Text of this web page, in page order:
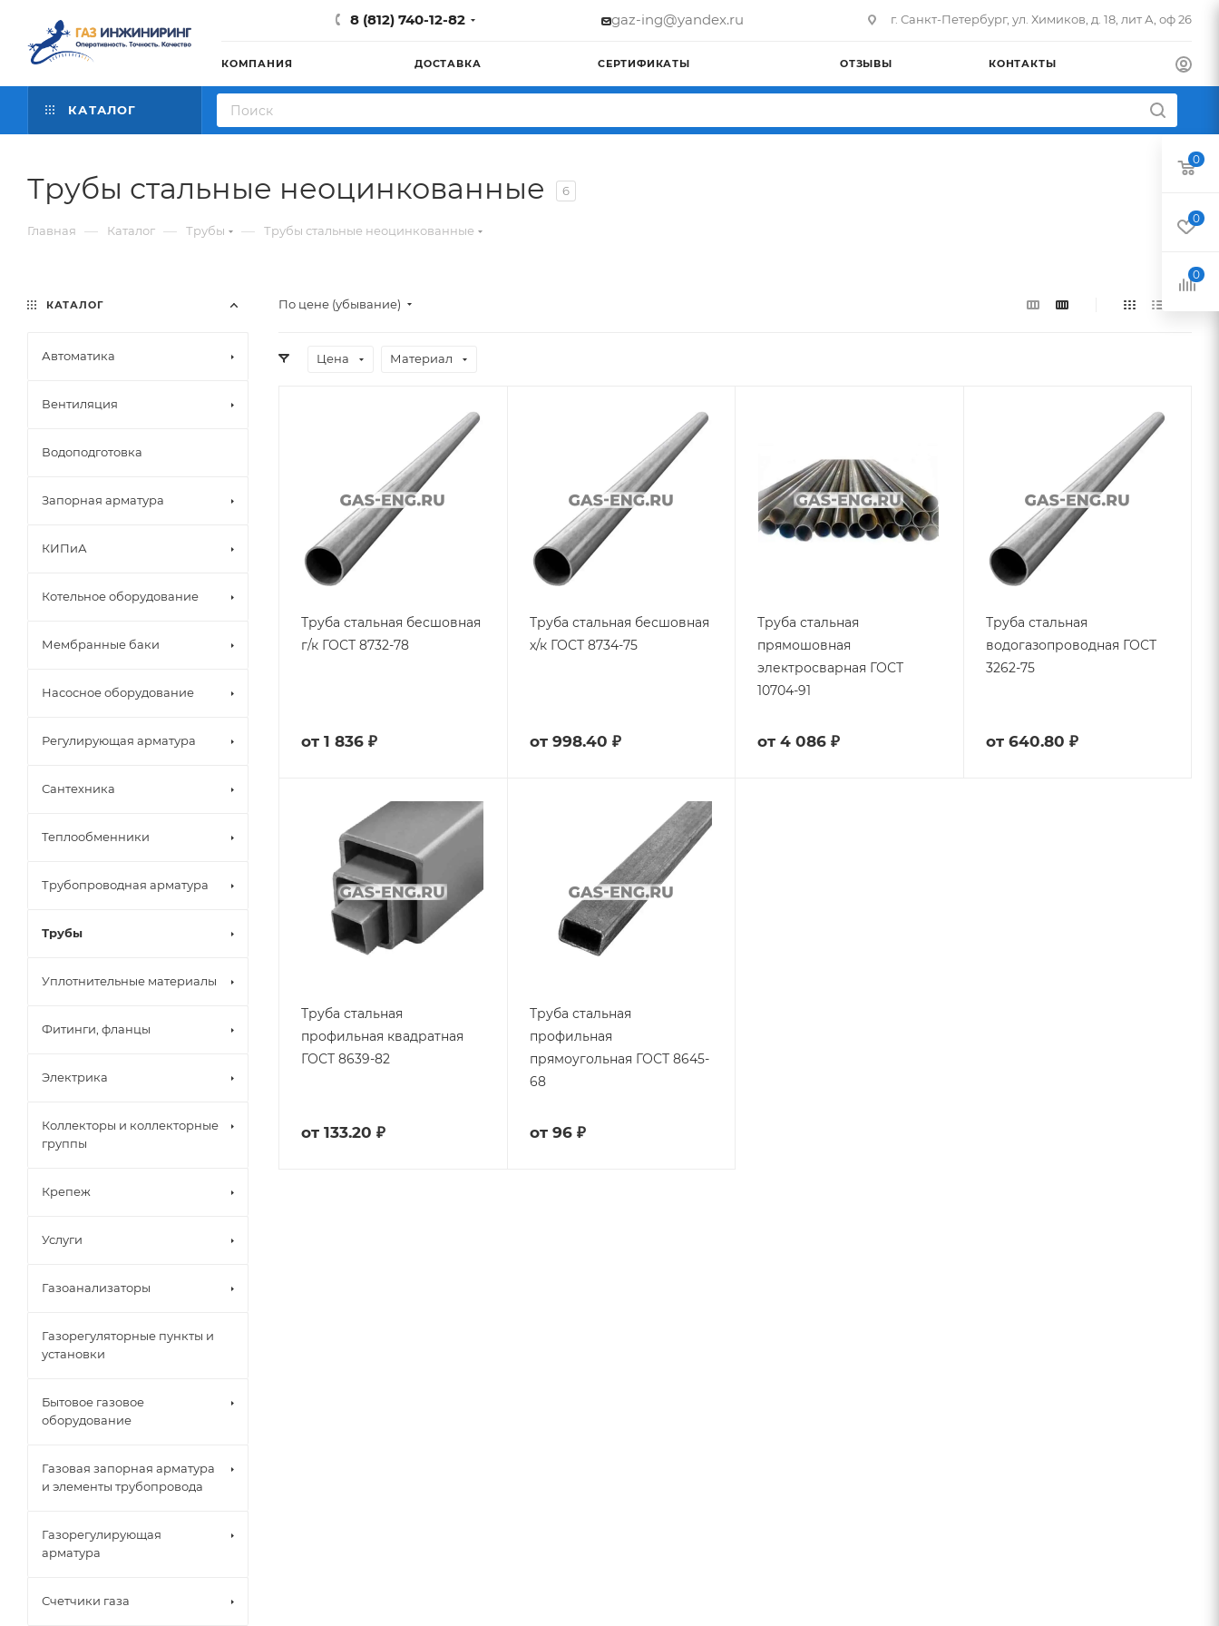
8 (812) 740-12-82 gaz-ing@yandex.ru г. Санкт-Петербург, ул. Химиков, д. 18, лит А, оф 26
КОМПАНИЯ ДОСТАВКА СЕРТИФИКАТЫ ОТЗЫВЫ КОНТАКТЫ
КАТАЛОГ
Трубы стальные неоцинкованные 6
Главная — Каталог — Трубы — Трубы стальные неоцинкованные
По цене (убывание)
Цена Материал
Труба стальная бесшовная
г/к ГОСТ 8732-78
от 1 836 ₽
Труба стальная бесшовная
х/к ГОСТ 8734-75
от 998.40 ₽
Труба стальная
прямошовная
электросварная ГОСТ
10704-91
от 4 086 ₽
Труба стальная
водогазопроводная ГОСТ
3262-75
от 640.80 ₽
Труба стальная
профильная квадратная
ГОСТ 8639-82
от 133.20 ₽
Труба стальная
профильная
прямоугольная ГОСТ 8645-
68
от 96 ₽
КАТАЛОГ
Автоматика
Вентиляция
Водоподготовка
Запорная арматура
КИПиА
Котельное оборудование
Мембранные баки
Насосное оборудование
Регулирующая арматура
Сантехника
Теплообменники
Трубопроводная арматура
Трубы
Уплотнительные материалы
Фитинги, фланцы
Электрика
Коллекторы и коллекторные
группы
Крепеж
Услуги
Газоанализаторы
Газорегуляторные пункты и
установки
Бытовое газовое
оборудование
Газовая запорная арматура
и элементы трубопровода
Газорегулирующая
арматура
Счетчики газа
0
0
0